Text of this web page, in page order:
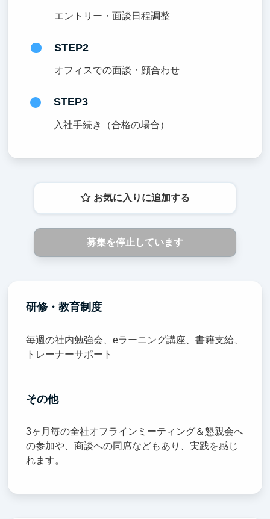
エントリー・面談日程調整
STEP2
オフィスでの面談・顔合わせ
STEP3
入社手続き（合格の場合）
お気に入りに追加する
募集を停止しています
研修・教育制度
毎週の社内勉強会、eラーニング講座、書籍支給、
トレーナーサポート
その他
3ヶ月毎の全社オフラインミーティング＆懇親会へ
の参加や、商談への同席などもあり、実践を感じ
れます。